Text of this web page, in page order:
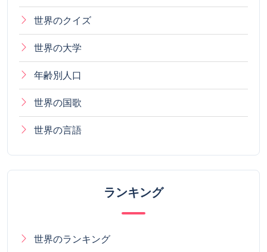
世界のクイズ
世界の大学
年齢別人口
世界の国歌
世界の言語
ランキング
世界のランキング